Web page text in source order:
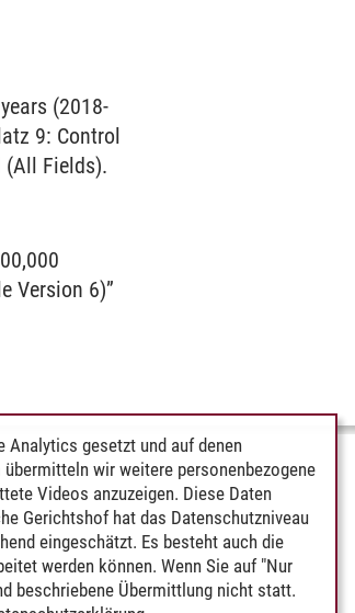
(2018-
9: Control
(All Fields).
Version 6)”
Analytics gesetzt und auf denen
wir weitere personenbezogene
Videos anzuzeigen. Diese Daten
Gerichtshof hat das Datenschutzniveau
eingeschätzt. Es besteht auch die
werden können. Wenn Sie auf "Nur
beschriebene Übermittlung nicht statt.